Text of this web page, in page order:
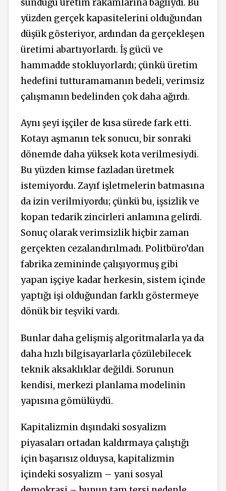
sunduğu üretim rakamlarına bağlıydı. Bu
yüzden gerçek kapasitelerini olduğundan
düşük gösteriyor, ardından da gerçekleşen
üretimi abartıyorlardı. İş gücü ve
hammadde stokluyorlardı; çünkü üretim
hedefini tutturamamanın bedeli, verimsiz
çalışmanın bedelinden çok daha ağırdı.
Aynı şeyi işçiler de kısa sürede fark etti.
Kotayı aşmanın tek sonucu, bir sonraki
dönemde daha yüksek kota verilmesiydi.
Bu yüzden kimse fazladan üretmek
istemiyordu. Zayıf işletmelerin batmasına
da izin verilmiyordu; çünkü bu, işsizlik ve
kopan tedarik zincirleri anlamına gelirdi.
Sonuç olarak verimsizlik hiçbir zaman
gerçekten cezalandırılmadı. Politbüro’dan
fabrika zemininde çalışıyormuş gibi
yapan işçiye kadar herkesin, sistem içinde
yaptığı işi olduğundan farklı göstermeye
dönük bir teşviki vardı.
Bunlar daha gelişmiş algoritmalarla ya da
daha hızlı bilgisayarlarla çözülebilecek
teknik aksaklıklar değildi. Sorunun
kendisi, merkezi planlama modelinin
yapısına gömülüydü.
Kapitalizmin dışındaki sosyalizm
piyasaları ortadan kaldırmaya çalıştığı
için başarısız olduysa, kapitalizmin
içindeki sosyalizm – yani sosyal